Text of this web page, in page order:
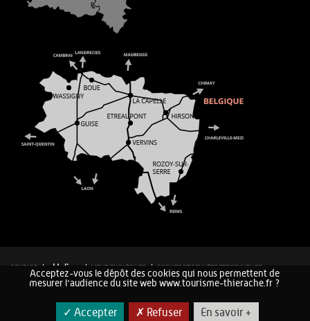
CONTACT MENTIONS LÉGALES
COOKIES ET DONNÉES PERSONNELLES
PLAN DU SITE
Acceptez-vous le dépôt des cookies qui nous permettent de
mesurer l'audience du site web www.tourisme-thierache.fr ?
✓ Accepter ✗ Refuser En savoir +